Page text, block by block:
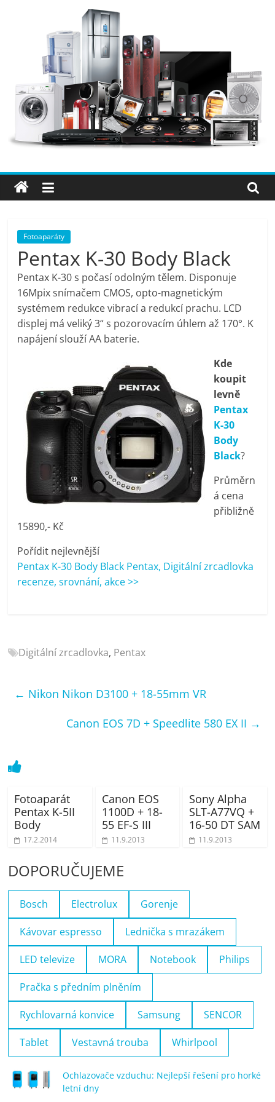
Elektro
OK
–
nejlepší
elektronika
porovnání,
pračky,
televize,
notebooky,
mobilní
telefony,
kávovary,
bazény
Nejlepší
elektronika
porovnání
Elektro
OK,
notebooky,
mobilní
kávovary,
Fotoaparáty
Pentax K-30 Body Black
Pentax K-30 s počasí odolným tělem. Disponuje
16Mpix snímačem CMOS, opto-magnetickým
systémem redukce vibrací a redukcí prachu. LCD
displej má veliký 3“ s pozorovacím úhlem až 170°. K
napájení slouží AA baterie.
Kde
koupit
levně
Pentax
K-30
Body
Black?
Průměrn
á cena
přibližně
15890,- Kč
Pořídit nejlevnější
Pentax K-30 Body Black Pentax, Digitální zrcadlovka
recenze, srovnání, akce >>
Digitální zrcadlovka, Pentax
← Nikon Nikon D3100 + 18-55mm VR
Canon EOS 7D + Speedlite 580 EX II →
Fotoaparát
Pentax K-5II
Body
17.2.2014
Canon EOS
1100D + 18-
55 EF-S III
11.9.2013
Sony Alpha
SLT-A77VQ +
16-50 DT SAM
11.9.2013
DOPORUČUJEME
Bosch Electrolux Gorenje
Kávovar espresso Lednička s mrazákem
LED televize MORA Notebook Philips
Pračka s předním plněním
Rychlovarná konvice Samsung SENCOR
Tablet Vestavná trouba Whirlpool
Ochlazovače vzduchu: Nejlepší řešení pro horké
letní dny